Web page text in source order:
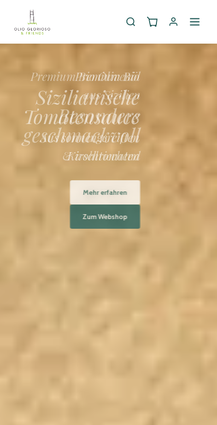
Premium Bio
Sizilianische
Tomatensauce
Aus sonnengereiften
Kirschtomaten
Mehr erfahren
Zum Webshop